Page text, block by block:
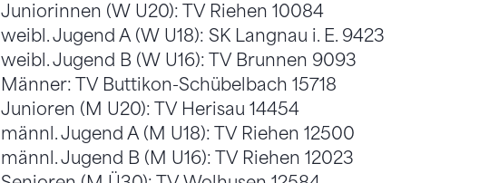
Juniorinnen (W U20): TV Riehen 10084
weibl. Jugend A (W U18): SK Langnau i. E. 9423
weibl. Jugend B (W U16): TV Brunnen 9093
Männer: TV Buttikon-Schübelbach 15718
Junioren (M U20): TV Herisau 14454
männl. Jugend A (M U18): TV Riehen 12500
männl. Jugend B (M U16): TV Riehen 12023